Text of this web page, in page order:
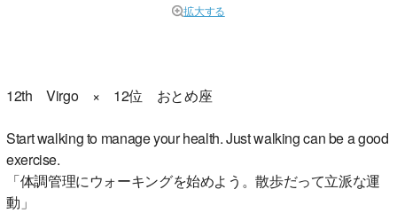
拡大する
12th Virgo × 12位 おとめ座
Start walking to manage your health. Just walking can be a good
exercise.
「体調管理にウォーキングを始めよう。散歩だって立派な運
動」